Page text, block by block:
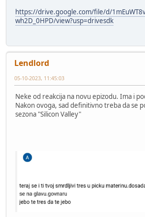
https://drive.google.com/file/d/
wh2D_0HPD/view?usp=drivesdk
Lendlord
05-10-2023, 11:45:03
Neke od reakcija na novu epizodu. Ima i
Nakon ovoga, sad definitivno treba da se
sezona "Silicon Valley"